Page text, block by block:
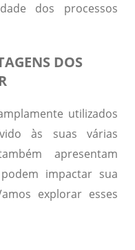
dos processos
DOS
utilizados
às suas várias
apresentam
impactar sua
explorar esses